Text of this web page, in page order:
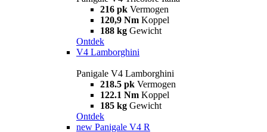
216 pk Vermogen
120,9 Nm Koppel
188 kg Gewicht
Ontdek
V4 Lamborghini
Panigale V4 Lamborghini
218.5 pk Vermogen
122.1 Nm Koppel
185 kg Gewicht
Ontdek
new Panigale V4 R